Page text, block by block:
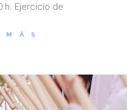
h. Ejercicio de